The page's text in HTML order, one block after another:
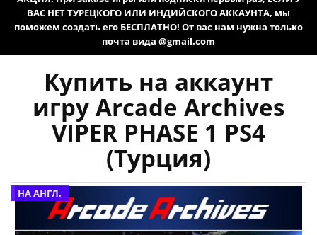
ВАС НЕТ ТУРЕЦКОГО ИЛИ ИНДИЙСКОГО АККАУНТА, мы
поможем создать его БЕСПЛАТНО! От вас нам нужна только
почта вида @gmail.com
Купить на аккаунт
игру Arcade Archives
VIPER PHASE 1 PS4
(Турция)
НА АНГЛ.